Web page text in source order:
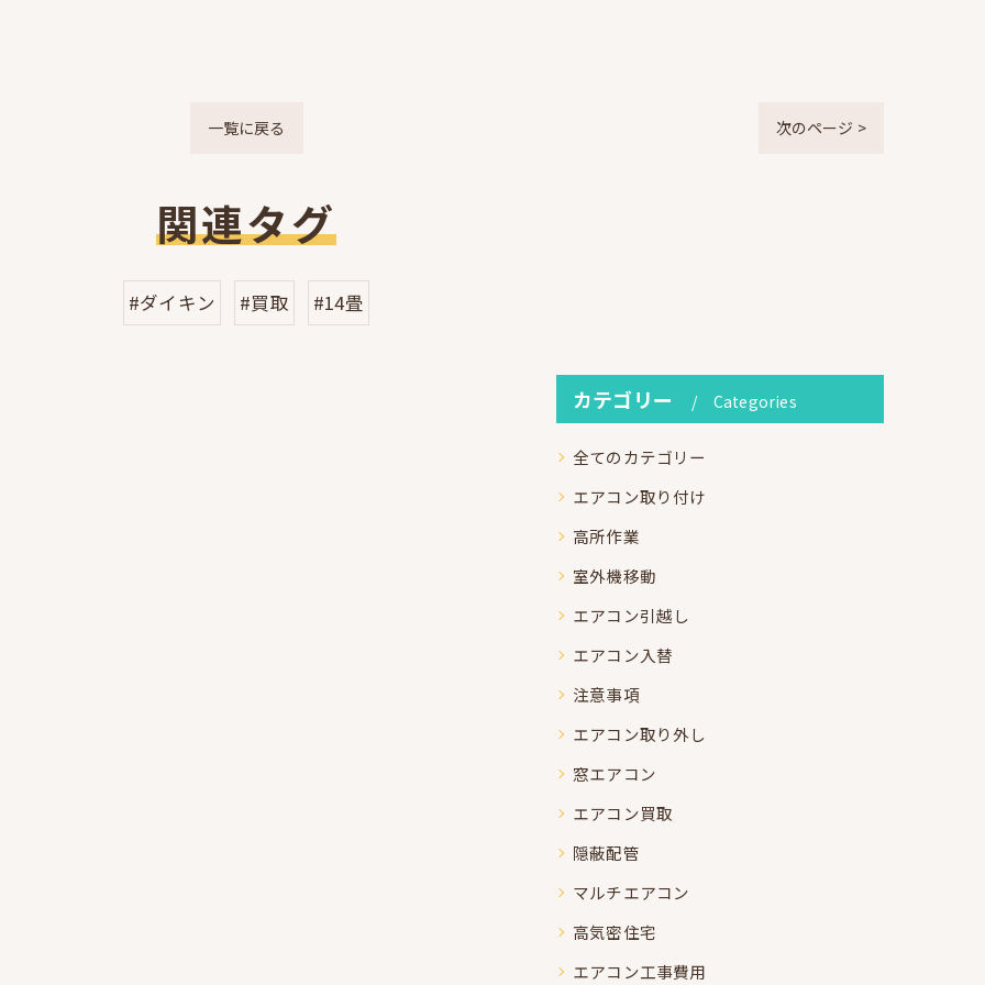
一覧に戻る 次のページ >
関連タグ
#ダイキン #買取 #14畳
カテゴリー Categories
全てのカテゴリー
エアコン取り付け
高所作業
室外機移動
エアコン引越し
エアコン入替
注意事項
エアコン取り外し
窓エアコン
エアコン買取
隠蔽配管
マルチエアコン
高気密住宅
エアコン工事費用